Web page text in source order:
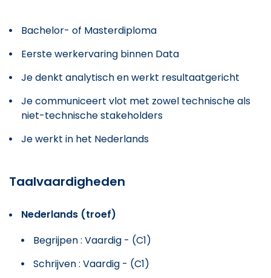
Bachelor- of Masterdiploma
Eerste werkervaring binnen Data
Je denkt analytisch en werkt resultaatgericht
Je communiceert vlot met zowel technische als
niet-technische stakeholders
Je werkt in het Nederlands
Taalvaardigheden
Nederlands (troef)
Begrijpen : Vaardig - (C1)
Schrijven : Vaardig - (C1)